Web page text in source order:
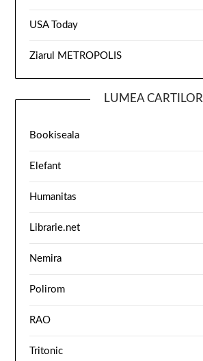
USA Today
Ziarul METROPOLIS
LUMEA CARTILOR
Bookiseala
Elefant
Humanitas
Librarie.net
Nemira
Polirom
RAO
Tritonic